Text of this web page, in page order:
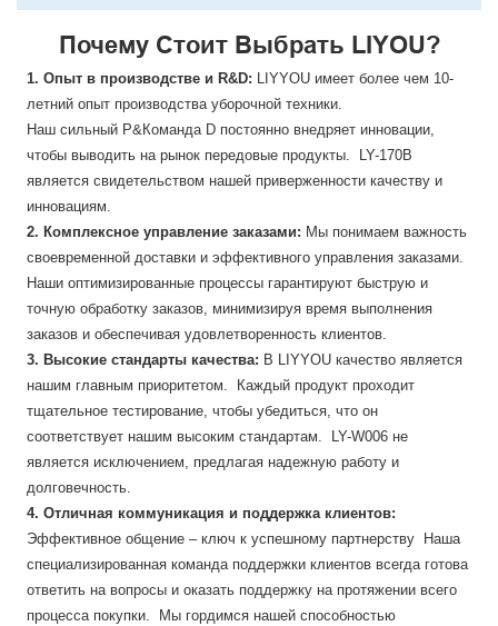
Почему Стоит Выбрать LIYOU?
1. Опыт в производстве и R&D:
LIYYOU имеет более чем 10-
летний опыт производства уборочной техники.
Наш сильный Р&Команда D постоянно внедряет инновации,
чтобы выводить на рынок передовые продукты. LY-170B
является свидетельством нашей приверженности качеству и
инновациям.
2. Комплексное управление заказами: Мы понимаем важность
своевременной доставки и эффективного управления заказами.
Наши оптимизированные процессы гарантируют быструю и
точную обработку заказов, минимизируя время выполнения
заказов и обеспечивая удовлетворенность клиентов.
3. Высокие стандарты качества: В LIYYOU качество является
нашим главным приоритетом. Каждый продукт проходит
тщательное тестирование, чтобы убедиться, что он
соответствует нашим высоким стандартам. LY-W006 не
является исключением, предлагая надежную работу и
долговечность.
4. Отличная коммуникация и поддержка клиентов:
Эффективное общение – ключ к успешному партнерству Наша
специализированная команда поддержки клиентов всегда готова
ответить на вопросы и оказать поддержку на протяжении всего
процесса покупки. Мы гордимся нашей способностью